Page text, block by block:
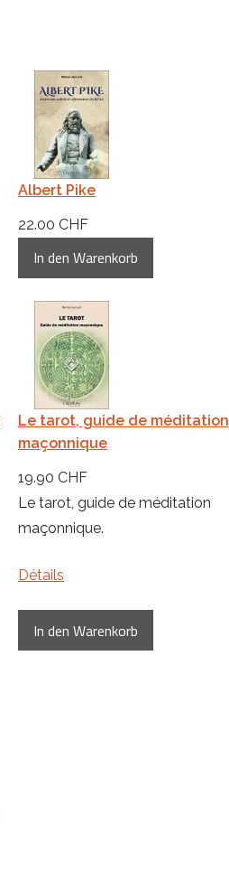
Albert Pike
22.00 CHF
Le tarot, guide de méditation
maçonnique
19.90 CHF
Le tarot, guide de méditation
maçonnique.
Détails